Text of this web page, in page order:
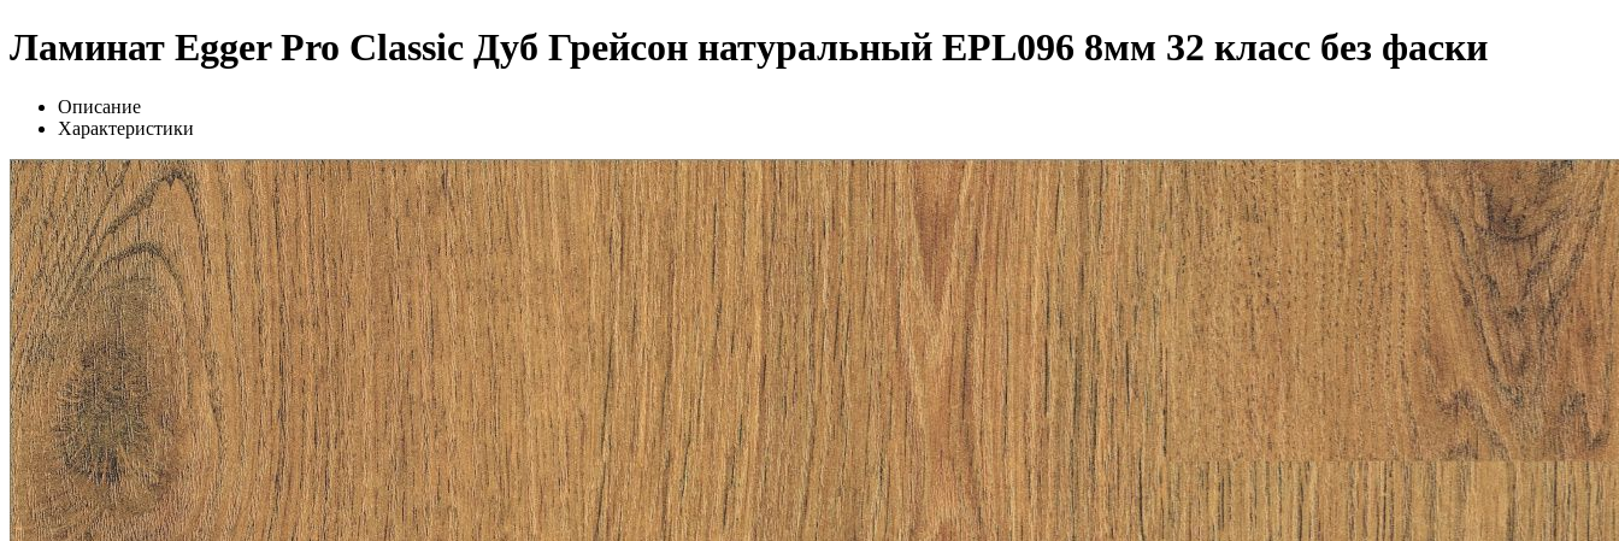
Ламинат Egger Pro Classic Дуб Грейсон натуральный EPL096 8мм 32 класс без фаски
Описание
Характеристики